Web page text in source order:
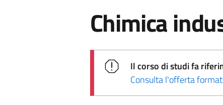
Chimica
Il corso di studi fa
Consulta l'offerta